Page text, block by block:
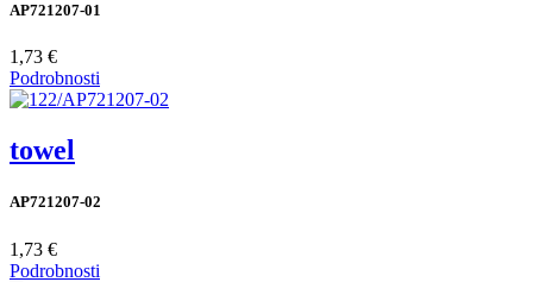
AP721207-01
1,73 €
Podrobnosti
towel
AP721207-02
1,73 €
Podrobnosti